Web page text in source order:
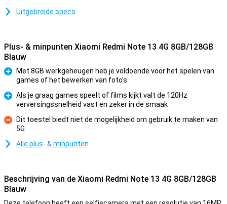
Uitgebreide specs
Plus- & minpunten Xiaomi Redmi Note 13 4G 8GB/128GB
Blauw
Pluspunt
Met 8GB werkgeheugen heb je voldoende voor het spelen van
games of het bewerken van foto's
Pluspunt
Als je graag games speelt of films kijkt valt de 120Hz
verversingssnelheid vast en zeker in de smaak
Minpunt
Dit toestel biedt niet de mogelijkheid om gebruik te maken van
5G
Alle plus- & minpunten
Beschrijving van de Xiaomi Redmi Note 13 4G 8GB/128GB
Blauw